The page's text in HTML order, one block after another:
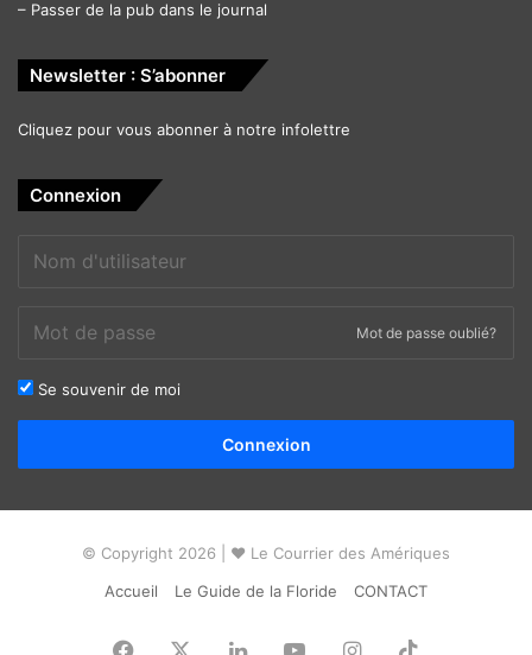
– Passer de la pub dans le journal
Newsletter : S’abonner
Cliquez pour vous abonner à notre infolettre
Connexion
Mot de passe oublié?
Se souvenir de moi
Connexion
© Copyright 2026 | ❤ Le Courrier des Amériques
Accueil
Le Guide de la Floride CONTACT
Facebook LinkedinYouTubeInstagram